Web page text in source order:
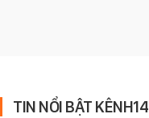
TIN NỔI BẬT KÊNH14